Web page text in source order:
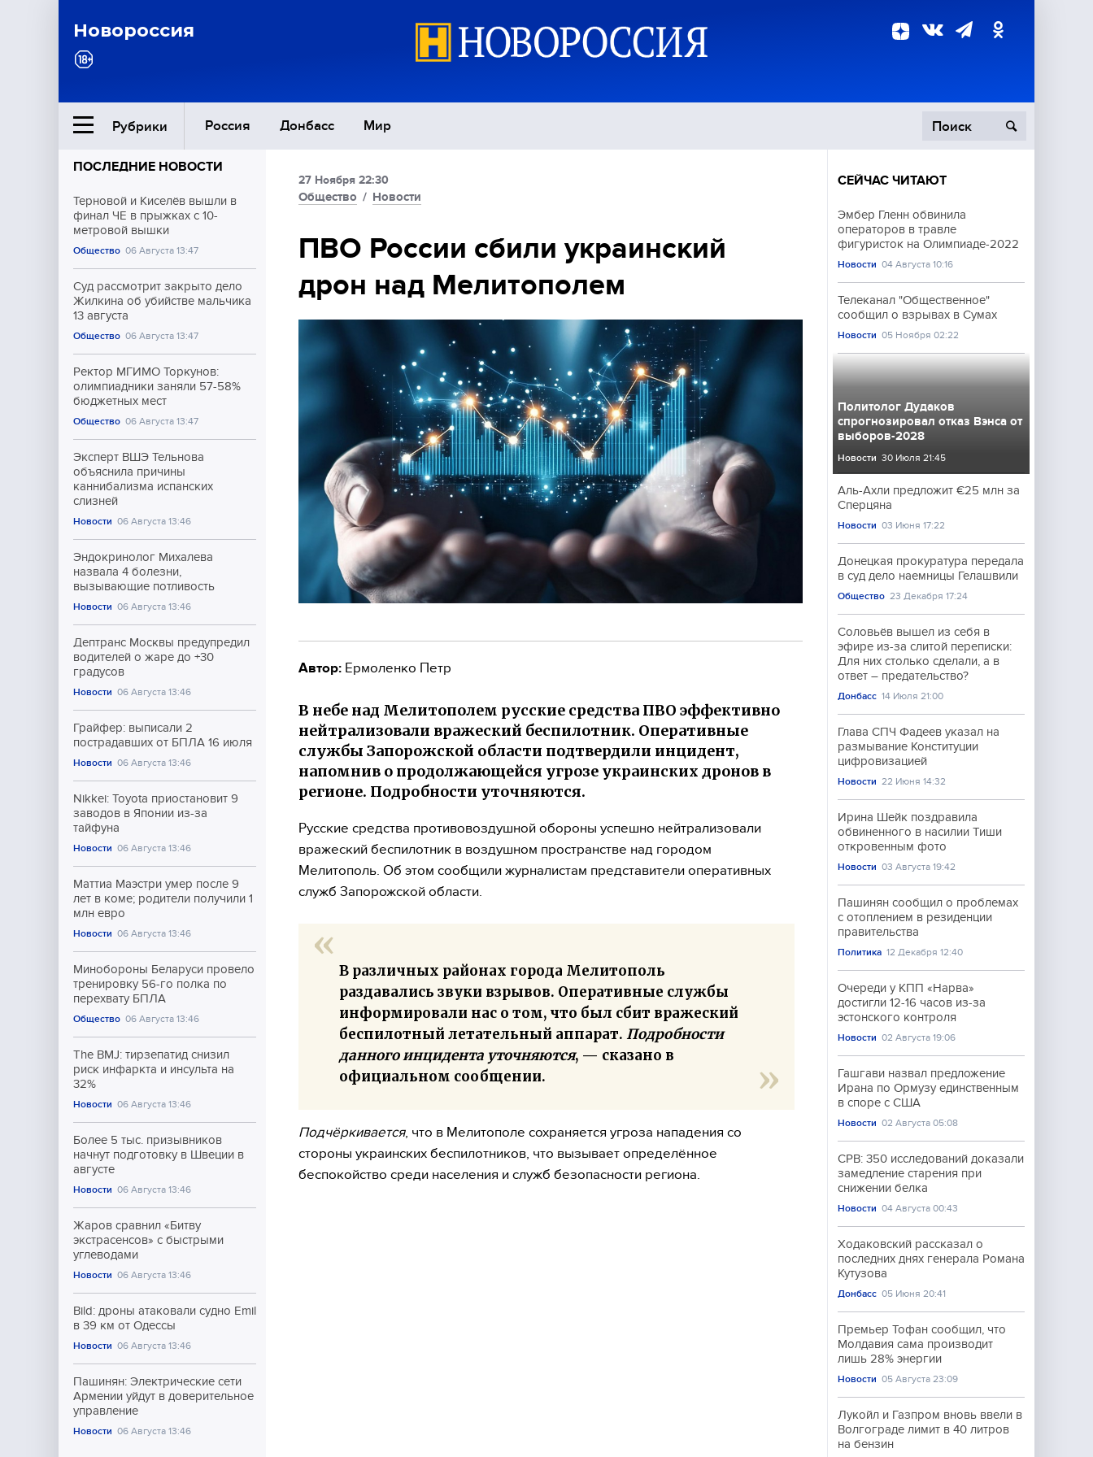
Новороссия
Рубрики Россия Донбасс Мир
Ближний Восток Политика
Общество
Экономика
Происшествия
Культура
Спорт
ПОСЛЕДНИЕ НОВОСТИ
Терновой и Киселёв вышли в
финал ЧЕ в прыжках с 10-
метровой вышки
Общество 06 Августа 13:47
Суд рассмотрит закрыто дело
Жилкина об убийстве мальчика
13 августа
Общество 06 Августа 13:47
Ректор МГИМО Торкунов:
олимпиадники заняли 57-58%
бюджетных мест
Общество 06 Августа 13:47
Эксперт ВШЭ Тельнова
объяснила причины
каннибализма испанских
слизней
Новости 06 Августа 13:46
Эндокринолог Михалева
назвала 4 болезни,
вызывающие потливость
Новости 06 Августа 13:46
Дептранс Москвы предупредил
водителей о жаре до +30
градусов
Новости 06 Августа 13:46
Грайфер: выписали 2
пострадавших от БПЛА 16 июля
Новости 06 Августа 13:46
Nikkei: Toyota приостановит 9
заводов в Японии из-за
тайфуна
Новости 06 Августа 13:46
Маттиа Маэстри умер после 9
лет в коме; родители получили 1
млн евро
Новости 06 Августа 13:46
Минобороны Беларуси провело
тренировку 56-го полка по
перехвату БПЛА
Общество 06 Августа 13:46
The BMJ: тирзепатид снизил
риск инфаркта и инсульта на
32%
Новости 06 Августа 13:46
Более 5 тыс. призывников
начнут подготовку в Швеции в
августе
Новости 06 Августа 13:46
Жаров сравнил «Битву
экстрасенсов» с быстрыми
углеводами
Новости 06 Августа 13:46
Bild: дроны атаковали судно Emil
в 39 км от Одессы
Новости 06 Августа 13:46
Пашинян: Электрические сети
Армении уйдут в доверительное
управление
Новости 06 Августа 13:46
27 Ноября 22:30
Общество / Новости
ПВО России сбили украинский
дрон над Мелитополем
Автор: Ермоленко Петр
В небе над Мелитополем русские средства ПВО эффективно
нейтрализовали вражеский беспилотник. Оперативные
службы Запорожской области подтвердили инцидент,
напомнив о продолжающейся угрозе украинских дронов в
регионе. Подробности уточняются.
Русские средства противовоздушной обороны успешно нейтрализовали
вражеский беспилотник в воздушном пространстве над городом
Мелитополь. Об этом сообщили журналистам представители оперативных
служб Запорожской области.
В различных районах города Мелитополь
раздавались звуки взрывов. Оперативные службы
информировали нас о том, что был сбит вражеский
беспилотный летательный аппарат. Подробности
данного инцидента уточняются, — сказано в
официальном сообщении.
Подчёркивается, что в Мелитополе сохраняется угроза нападения со
стороны украинских беспилотников, что вызывает определённое
беспокойство среди населения и служб безопасности региона.
СЕЙЧАС ЧИТАЮТ
Эмбер Гленн обвинила
операторов в травле
фигуристок на Олимпиаде-2022
Новости 04 Августа 10:16
Телеканал "Общественное"
сообщил о взрывах в Сумах
Новости 05 Ноября 02:22
Политолог Дудаков
спрогнозировал отказ Вэнса от
выборов-2028
Новости 30 Июля 21:45
Аль-Ахли предложит €25 млн за
Сперцяна
Новости 03 Июня 17:22
Донецкая прокуратура передала
в суд дело наемницы Гелашвили
Общество 23 Декабря 17:24
Соловьёв вышел из себя в
эфире из-за слитой переписки:
Для них столько сделали, а в
ответ – предательство?
Донбасс 14 Июля 21:00
Глава СПЧ Фадеев указал на
размывание Конституции
цифровизацией
Новости 22 Июня 14:32
Ирина Шейк поздравила
обвиненного в насилии Тиши
откровенным фото
Новости 03 Августа 19:42
Пашинян сообщил о проблемах
с отоплением в резиденции
правительства
Политика 12 Декабря 12:40
Очереди у КПП «Нарва»
достигли 12-16 часов из-за
эстонского контроля
Новости 02 Августа 19:06
Гашгави назвал предложение
Ирана по Ормузу единственным
в споре с США
Новости 02 Августа 05:08
CPB: 350 исследований доказали
замедление старения при
снижении белка
Новости 04 Августа 00:43
Ходаковский рассказал о
последних днях генерала Романа
Кутузова
Донбасс 05 Июня 20:41
Премьер Тофан сообщил, что
Молдавия сама производит
лишь 28% энергии
Новости 05 Августа 23:09
Лукойл и Газпром вновь ввели в
Волгограде лимит в 40 литров
на бензин